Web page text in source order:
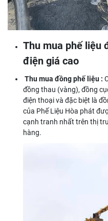
Thu mua phế liệu
điện giá cao
Thu mua đồng phế liệu :
đồng thau (vàng), đồng
điện thoại và đặc biệt là
của Phế Liệu Hòa phát
cạnh tranh nhất trên thị
hàng.